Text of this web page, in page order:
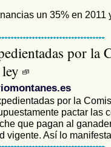
un 35% en 2011
por la
por la
pactar las
que pagan al
vigente. Así lo